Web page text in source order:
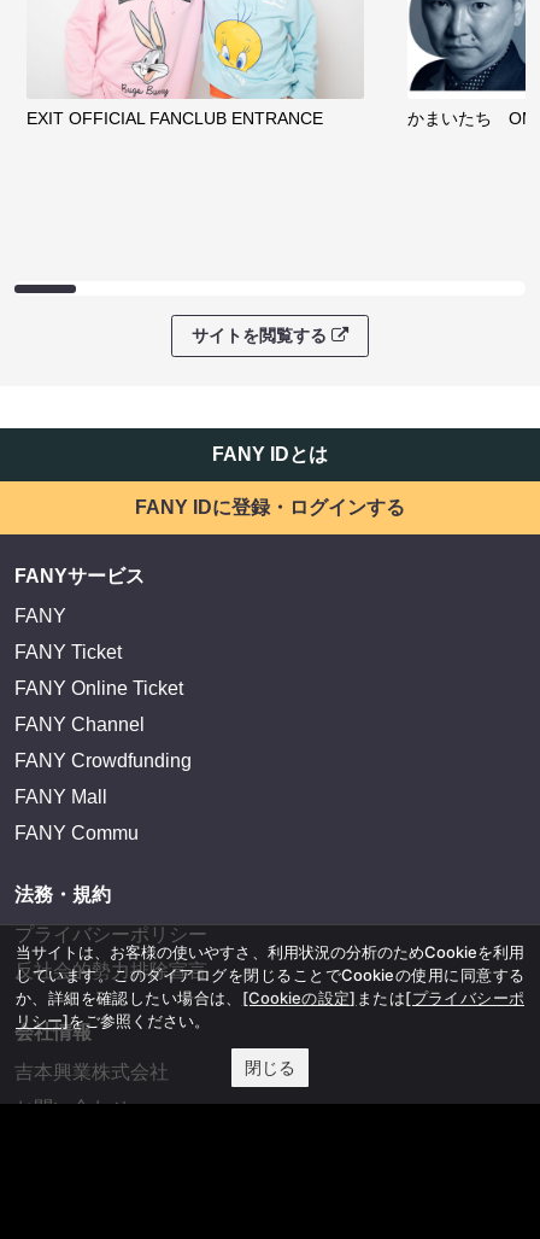
EXIT OFFICIAL FANCLUB ENTRANCE かまいたち
サイトを閲覧する
FANY IDとは
FANY IDに登録・ログインする
FANYサービス
FANY
FANY Ticket
FANY Online Ticket
FANY Channel
FANY Crowdfunding
FANY Mall
FANY Commu
法務・規約
プライバシーポリシー
反社会的勢力排除宣言
会社情報
吉本興業株式会社
お問い合わせ
当サイトは、お客様の使いやすさ、利用状況の分析のためCookieを利用
しています。このダイアログを閉じることでCookieの使用に同意する
か、詳細を確認したい場合は、 [Cookieの設定] または[プライバシーポ
リシー]をご参照ください。
閉じる